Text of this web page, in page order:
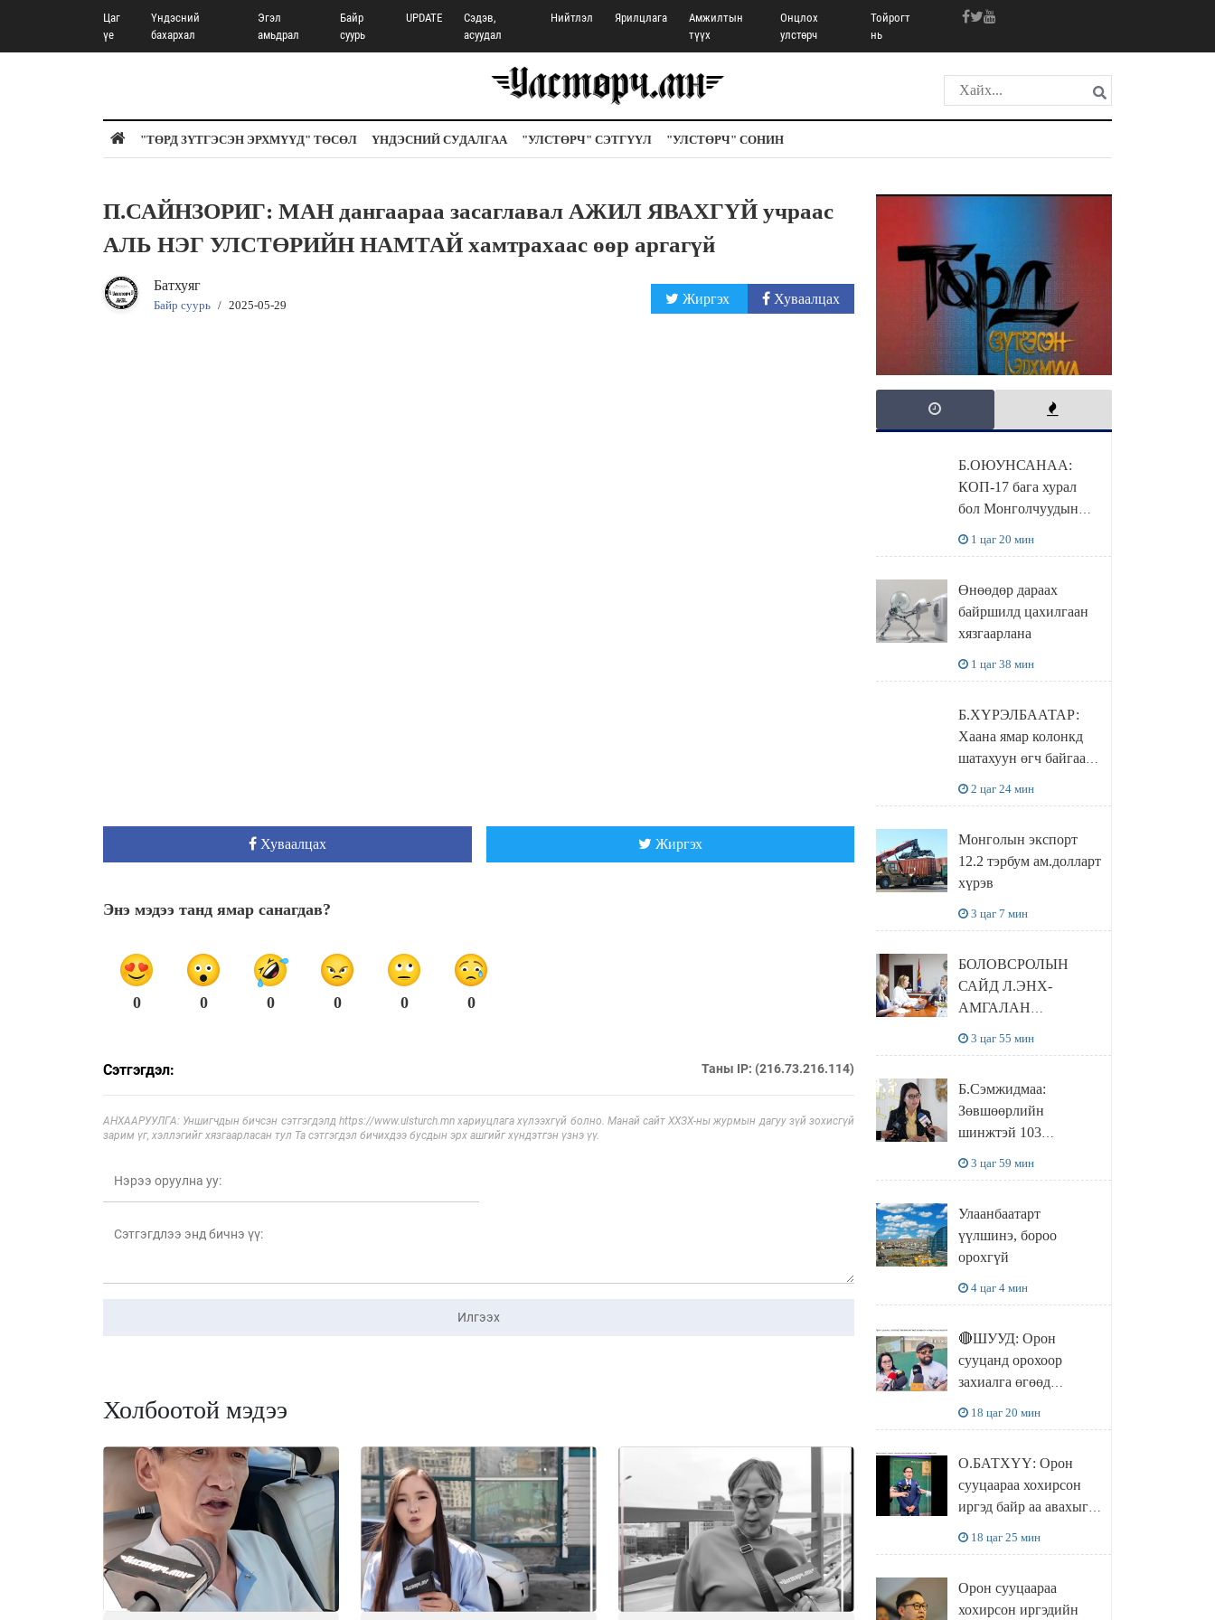
Цаг
үе
Үндэсний
бахархал
Эгэл
амьдрал
Байр
суурь
UPDATE
Сэдэв,
асуудал
Нийтлэл Ярилцлага
Амжилтын
түүх
Онцлох
улстөрч
Тойрогт
нь
"ТӨРД ЗҮТГЭСЭН ЭРХМҮҮД" ТӨСӨЛ ҮНДЭСНИЙ СУДАЛГАА "УЛСТӨРЧ" СЭТГҮҮЛ "УЛСТӨРЧ" СОНИН
П.САЙНЗОРИГ: МАН дангаараа засаглавал АЖИЛ ЯВАХГҮЙ учраас
АЛЬ НЭГ УЛСТӨРИЙН НАМТАЙ хамтрахаас өөр аргагүй
Батхуяг
Байр суурь / 2025-05-29 Жиргэх Хуваалцах
Хуваалцах Жиргэх
Энэ мэдээ танд ямар санагдав?
0 0 0 0 0 0
Сэтгэгдэл: Таны IP: (216.73.216.114)
АНХААРУУЛГА: Уншигчдын бичсэн сэтгэгдэлд https://www.ulsturch.mn хариуцлага хүлээхгүй болно. Манай сайт ХХЗХ-ны журмын дагуу зүй зохисгүй
зарим үг, хэллэгийг хязгаарласан тул Та сэтгэгдэл бичихдээ бусдын эрх ашгийг хүндэтгэн үзнэ үү.
Илгээх
Холбоотой мэдээ
Б.ОЮУНСАНАА:
КОП-17 бага хурал
бол Монголчуудын
ДЭЛХИЙД
СУРТАЛЧИЛАХ гол
бодлого
1 цаг 20 мин
Өнөөдөр дараах
байршилд цахилгаан
хязгаарлана
1 цаг 38 мин
Б.ХҮРЭЛБААТАР:
Хаана ямар колонкд
шатахуун өгч байгаа,
боломжтой
2 цаг 24 мин
Монголын экспорт
12.2 тэрбум ам.долларт
хүрэв
3 цаг 7 мин
БОЛОВСРОЛЫН
САЙД Л.ЭНХ-
АМГАЛАН
УУЛЗЛАА
3 цаг 55 мин
Б.Сэмжидмаа:
Зөвшөөрлийн
шинжтэй 103
чөлөөллөө
3 цаг 59 мин
Улаанбаатарт
үүлшинэ, бороо
орохгүй
4 цаг 4 мин
🔴ШУУД: Орон
сууцанд орохоор
захиалга өгөөд
18 цаг 20 мин
О.БАТХҮҮ: Орон
сууцаараа хохирсон
иргэд байр аа авахыг л
доривтой арга хэмжээ
авч ажиллана
18 цаг 25 мин
Орон сууцаараа
хохирсон иргэдийн